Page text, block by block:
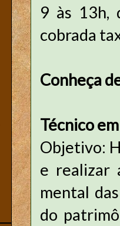
9 às 13h,
cobrada
Conheça
Técnico
Objetivo:
e realizar
mental
do